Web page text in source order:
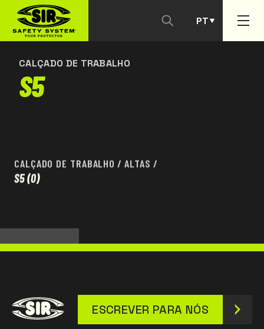
PT
ES
CALÇADO DE TRABALHO
S5
CALÇADO DE TRABALHO / ALTAS /
S5(0)
ESCREVER PARA NÓS
CONTACTAR-NOS